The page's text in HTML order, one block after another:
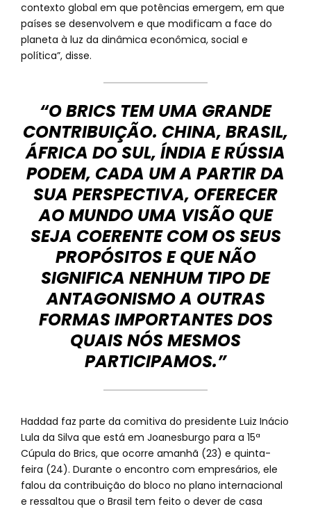
contexto global em que potências emergem, em que
países se desenvolvem e que modificam a face do
planeta à luz da dinâmica econômica, social e
política”, disse.
“O BRICS TEM UMA GRANDE
CONTRIBUIÇÃO. CHINA, BRASIL,
ÁFRICA DO SUL, ÍNDIA E RÚSSIA
PODEM, CADA UM A PARTIR DA
SUA PERSPECTIVA, OFERECER
AO MUNDO UMA VISÃO QUE
SEJA COERENTE COM OS SEUS
PROPÓSITOS E QUE NÃO
SIGNIFICA NENHUM TIPO DE
ANTAGONISMO A OUTRAS
FORMAS IMPORTANTES DOS
QUAIS NÓS MESMOS
PARTICIPAMOS.”
Haddad faz parte da comitiva do presidente Luiz Inácio
Lula da Silva que está em Joanesburgo para a 15ª
Cúpula do Brics, que ocorre amanhã (23) e quinta-
feira (24). Durante o encontro com empresários, ele
falou da contribuição do bloco no plano internacional
e ressaltou que o Brasil tem feito o dever de casa